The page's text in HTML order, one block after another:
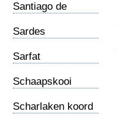
Santiago de
Sardes
Sarfat
Schaapskooi
Scharlaken koord